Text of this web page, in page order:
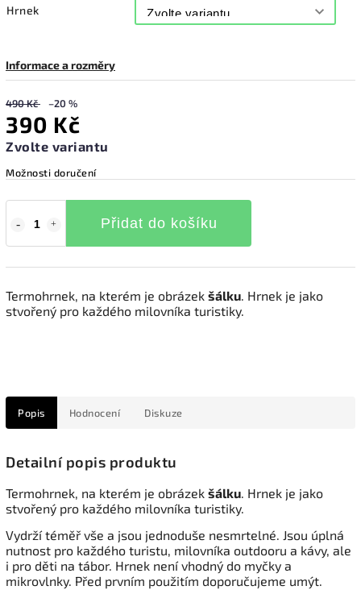
Hrnek
Informace a rozměry
490 Kč –20 %
390 Kč
Zvolte variantu
Možnosti doručení
Přidat do košíku
Termohrnek, na kterém je obrázek šálku. Hrnek je jako
stvořený pro každého milovníka turistiky.
Popis Hodnocení Diskuze
Detailní popis produktu
Termohrnek, na kterém je obrázek šálku. Hrnek je jako
stvořený pro každého milovníka turistiky.
Vydrží téměř vše a jsou jednoduše nesmrtelné. Jsou úplná
nutnost pro každého turistu, milovníka outdooru a kávy, ale
i pro děti na tábor. Hrnek není vhodný do myčky a
mikrovlnky. Před prvním použitím doporučujeme umýt.